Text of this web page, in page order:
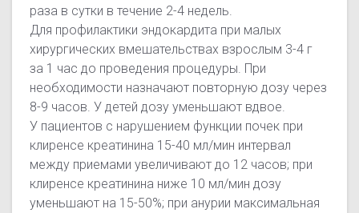
раза в сутки в течение 2-4 недель.
Для профилактики эндокардита при малых
хирургических вмешательствах взрослым 3-4 г
за 1 час до проведения процедуры. При
необходимости назначают повторную дозу через
8-9 часов. У детей дозу уменьшают вдвое.
У пациентов с нарушением функции почек при
клиренсе креатинина 15-40 мл/мин интервал
между приемами увеличивают до 12 часов; при
клиренсе креатинина ниже 10 мл/мин дозу
уменьшают на 15-50%; при анурии максимальная